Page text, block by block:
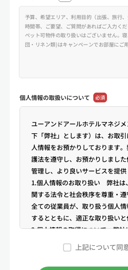
個人情報の取扱いについて 必須
ユーアンドアールホテルマネジ
下「弊社」とします）は、お取
人情報をお預かりしております
護法を遵守し、お預かりしまし
管理し、より良いサービスを提供
1.個人情報のお取り扱い 弊社は
関する法令と社会秩序を尊重・
全ての従業員が、取り扱う個人
するとともに、適正な取り扱いと
2.個人情報の取得について 弊社
業からの電話・メール等のお問合
記簿謄本、電話帳、インターネッ
どから適法かつ公正な手段により
上記について同